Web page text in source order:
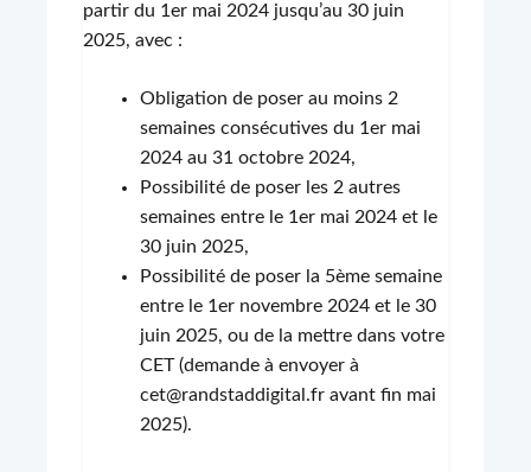
partir du 1er mai 2024 jusqu’au 30 juin
2025, avec :
Obligation de poser au moins 2
semaines consécutives du 1er mai
2024 au 31 octobre 2024,
Possibilité de poser les 2 autres
semaines entre le 1er mai 2024 et le
30 juin 2025,
Possibilité de poser la 5ème semaine
entre le 1er novembre 2024 et le 30
juin 2025, ou de la mettre dans votre
CET (demande à envoyer à
cet@randstaddigital.fr avant fin mai
2025).